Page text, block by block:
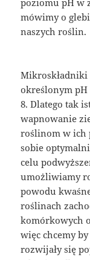
poziomu pH w
mówimy o
naszych roślin.
Mikroskładniki
określonym pH
8. Dlatego tak
wapnowanie
roślinom w ich
sobie
celu
umożliwiamy
powodu
roślinach
komórkowych
więc chcemy
rozwijały się